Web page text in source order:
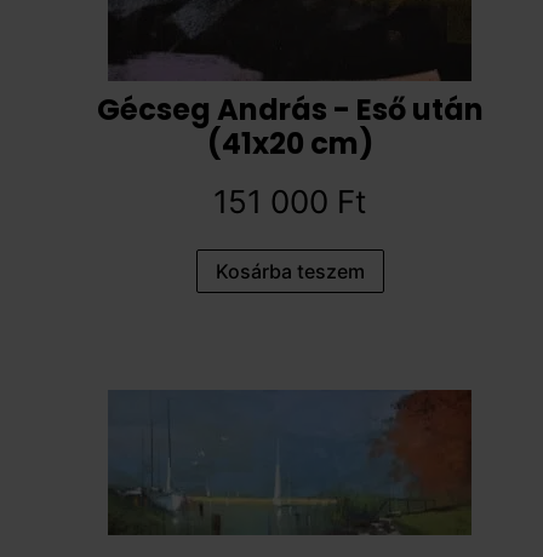
Gécseg András - Eső után
(41x20 cm)
151 000 Ft
Kosárba teszem